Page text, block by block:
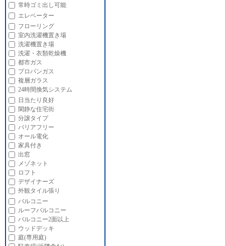
常時ゴミ出し可能
エレベーター
フローリング
室内洗濯機置き場
洗濯機置き場
洗濯・衣類乾燥機
都市ガス
プロパンガス
複層ガラス
24時間換気システム
日当たり良好
閑静な住宅街
分譲タイプ
バリアフリー
オール電化
家具付き
出窓
メゾネット
ロフト
デザイナーズ
外観タイル張り
バルコニー
ルーフバルコニー
バルコニー2面以上
ウッドデッキ
庭(専用庭)